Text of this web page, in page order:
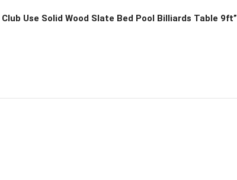
Use Solid Wood Slate Bed Pool Billiards Table 9ft”